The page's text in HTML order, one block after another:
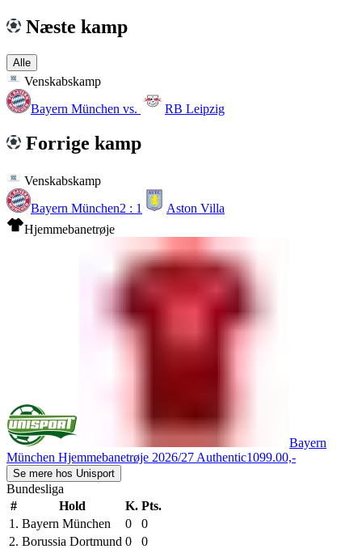
Næste kamp
Alle
Venskabskamp
Bayern München vs. RB Leipzig
Forrige kamp
Venskabskamp
Bayern München2 : 1
Aston Villa
Hjemmebanetrøje
Bayern
München Hjemmebanetrøje 2026/27 Authentic1099.00,-
Se mere hos Unisport
Bundesliga
#
Hold K. Pts.
1. Bayern München 0
0
2. Borussia Dortmund 0
0